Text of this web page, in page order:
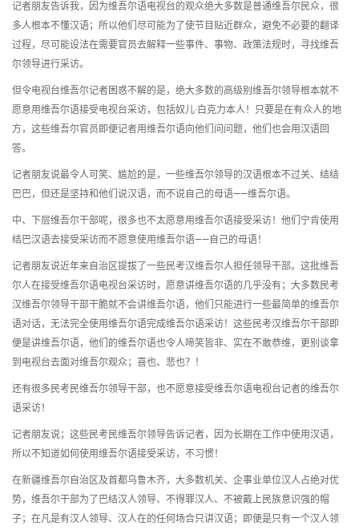
记者朋友告诉我，因为维吾尔语电视台的观众绝大多数是普通维吾尔民众，很
多人根本不懂汉语；所以他们尽可能为了使节目贴近群众，避免不必要的翻译
过程，尽可能设法在需要官员去解释一些事件、事物、政策法规时，寻找维吾
尔领导进行采访。
但令电视台维吾尔记者困惑不解的是，绝大多数的高级别维吾尔领导根本就不
愿意用维吾尔语接受电视台采访，包括奴儿·白克力本人！只要是在有众人的地
方，这些维吾尔官员即便记者用维吾尔语向他们问问题，他们也会用汉语回
答。
记者朋友说最令人可笑、尴尬的是，一些维吾尔领导的汉语根本不过关、结结
巴巴，但还是坚持和他们说汉语，而不说自己的母语——维吾尔语。
中、下层维吾尔干部呢，很多也不太愿意用维吾尔语接受采访！他们宁肯使用
结巴汉语去接受采访而不愿意使用维吾尔语——自己的母语！
记者朋友说近年来自治区提拔了一些民考汉维吾尔人担任领导干部。这批维吾
尔人在接受维吾尔语电视台采访时，愿意讲维吾尔语的几乎没有；大多数民考
汉维吾尔领导干部干脆就不会讲维吾尔语，他们只能进行一些最简单的维吾尔
语对话，无法完全使用维吾尔语完成维吾尔语采访！这些民考汉维吾尔干部即
便是讲维吾尔语，他们的维吾尔语也令人啼笑皆非、实在不敢恭维，更别谈拿
到电视台去面对维吾尔观众；喜也、悲也？！
还有很多民考民维吾尔领导干部，也不愿意接受维吾尔语电视台记者的维吾尔
语采访！
记者朋友说；这些民考民维吾尔领导告诉记者，因为长期在工作中使用汉语，
所以不知道如何使用维吾尔语接受采访，不习惯！
在新疆维吾尔自治区及首都乌鲁木齐，大多数机关、企事业单位汉人占绝对优
势，维吾尔干部为了巴结汉人领导、不得罪汉人、不被戴上民族意识强的帽
子；在凡是有汉人领导、汉人在的任何场合只讲汉语；即便是只有一个汉人领